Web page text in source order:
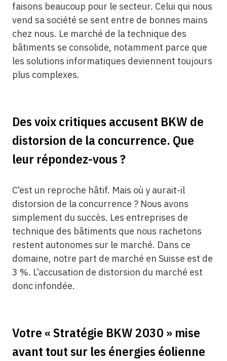
faisons beaucoup pour le secteur. Celui qui nous
vend sa société se sent entre de bonnes mains
chez nous. Le marché de la technique des
bâtiments se consolide, notamment parce que
les solutions informatiques deviennent toujours
plus complexes.
Des voix critiques accusent BKW de
distorsion de la concurrence. Que
leur répondez-vous ?
C’est un reproche hâtif. Mais où y aurait-il
distorsion de la concurrence ? Nous avons
simplement du succès. Les entreprises de
technique des bâtiments que nous rachetons
restent autonomes sur le marché. Dans ce
domaine, notre part de marché en Suisse est de
3 %. L’accusation de distorsion du marché est
donc infondée.
Votre « Stratégie BKW 2030 » mise
avant tout sur les énergies éolienne